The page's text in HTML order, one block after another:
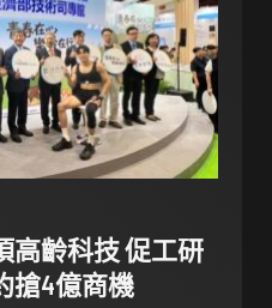
高齡科技 促工研
搶4億商機